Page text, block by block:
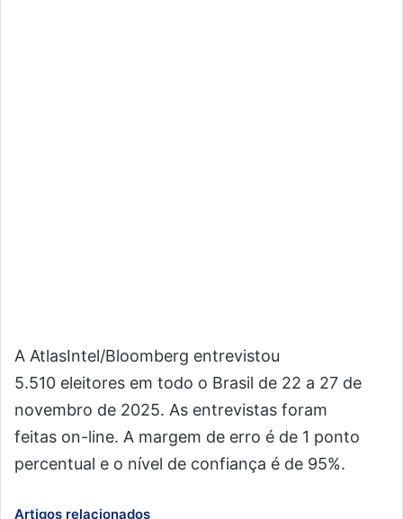
A AtlasIntel/Bloomberg entrevistou
5.510 eleitores em todo o Brasil de 22 a 27 de
novembro de 2025. As entrevistas foram
feitas on-line. A margem de erro é de 1 ponto
percentual e o nível de confiança é de 95%.
Artigos relacionados